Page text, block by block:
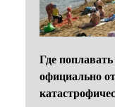
Где
официально